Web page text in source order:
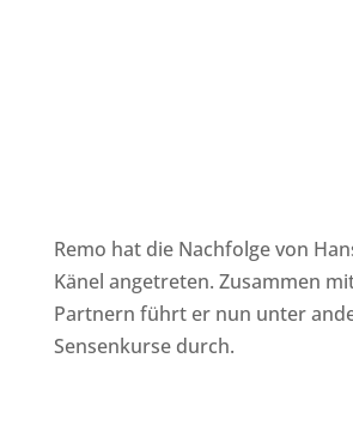
Remo hat die Nachfolge von
Känel angetreten. Zusammen
Partnern führt er nun unter
Sensenkurse durch.